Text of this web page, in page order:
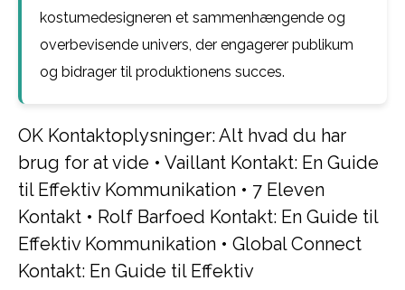
kostumedesigneren et sammenhængende og
overbevisende univers, der engagerer publikum
og bidrager til produktionens succes.
OK Kontaktoplysninger: Alt hvad du har
brug for at vide • Vaillant Kontakt: En Guide
til Effektiv Kommunikation • 7 Eleven
Kontakt • Rolf Barfoed Kontakt: En Guide til
Effektiv Kommunikation • Global Connect
Kontakt: En Guide til Effektiv